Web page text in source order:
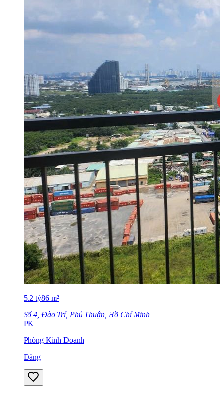
5.2 tỷ86 m²
Số 4, Đào Trí, Phú Thuận, Hồ Chí Minh
PK
Phòng Kinh Doanh
Đăng